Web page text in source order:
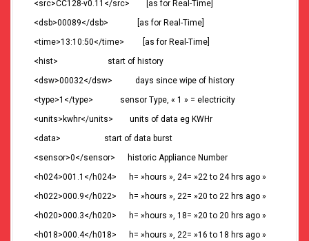
<src>CC128-v0.11</src> [as for Real-Time]
<dsb>00089</dsb> [as for Real-Time]
<time>13:10:50</time> [as for Real-Time]
<hist> start of history
<dsw>00032</dsw> days since wipe of history
<type>1</type> sensor Type, « 1 » = electricity
<units>kwhr</units> units of data eg KWHr
<data> start of data burst
<sensor>0</sensor> historic Appliance Number
<h024>001.1</h024> h= »hours », 24= »22 to 24 hrs ago »
<h022>000.9</h022> h= »hours », 22= »20 to 22 hrs ago »
<h020>000.3</h020> h= »hours », 18= »20 to 20 hrs ago »
<h018>000.4</h018> h= »hours », 22= »16 to 18 hrs ago »